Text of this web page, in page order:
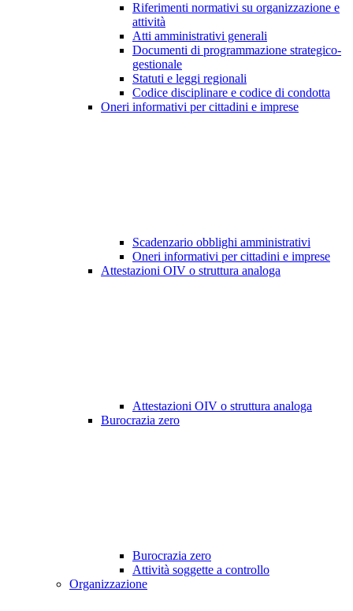
Riferimenti normativi su organizzazione e
attività
Atti amministrativi generali
Documenti di programmazione strategico-
gestionale
Statuti e leggi regionali
Codice disciplinare e codice di condotta
Oneri informativi per cittadini e imprese
Scadenzario obblighi amministrativi
Oneri informativi per cittadini e imprese
Attestazioni OIV o struttura analoga
Attestazioni OIV o struttura analoga
Burocrazia zero
Burocrazia zero
Attività soggette a controllo
Organizzazione